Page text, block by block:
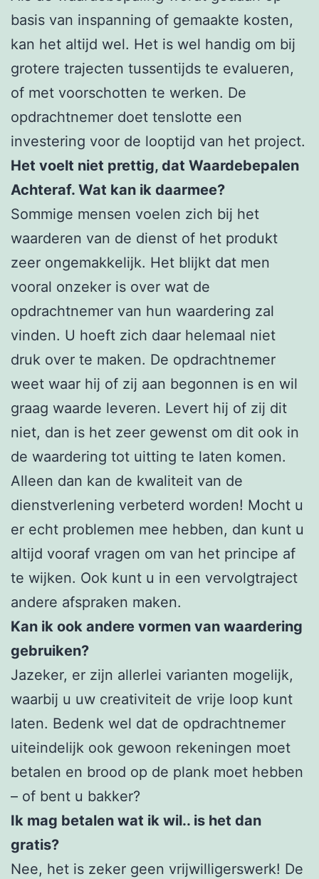
basis van inspanning of gemaakte kosten,
kan het altijd wel. Het is wel handig om bij
grotere trajecten tussentijds te evalueren,
of met voorschotten te werken. De
opdrachtnemer doet tenslotte een
investering voor de looptijd van het project.
Het voelt niet prettig, dat Waardebepalen
Achteraf. Wat kan ik daarmee?
Sommige mensen voelen zich bij het
waarderen van de dienst of het produkt
zeer ongemakkelijk. Het blijkt dat men
vooral onzeker is over wat de
opdrachtnemer van hun waardering zal
vinden. U hoeft zich daar helemaal niet
druk over te maken. De opdrachtnemer
weet waar hij of zij aan begonnen is en wil
graag waarde leveren. Levert hij of zij dit
niet, dan is het zeer gewenst om dit ook in
de waardering tot uitting te laten komen.
Alleen dan kan de kwaliteit van de
dienstverlening verbeterd worden! Mocht u
er echt problemen mee hebben, dan kunt u
altijd vooraf vragen om van het principe af
te wijken. Ook kunt u in een vervolgtraject
andere afspraken maken.
Kan ik ook andere vormen van waardering
gebruiken?
Jazeker, er zijn allerlei varianten mogelijk,
waarbij u uw creativiteit de vrije loop kunt
laten. Bedenk wel dat de opdrachtnemer
uiteindelijk ook gewoon rekeningen moet
betalen en brood op de plank moet hebben
– of bent u bakker?
Ik mag betalen wat ik wil.. is het dan
gratis?
Nee, het is zeker geen vrijwilligerswerk! De